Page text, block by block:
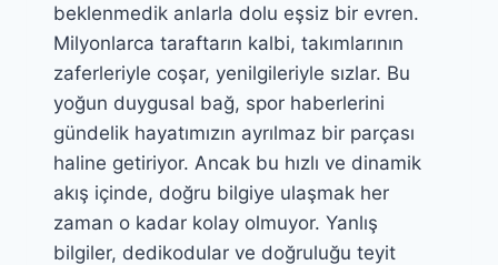
beklenmedik anlarla dolu eşsiz bir evren.
Milyonlarca taraftarın kalbi, takımlarının
zaferleriyle coşar, yenilgileriyle sızlar. Bu
yoğun duygusal bağ, spor haberlerini
gündelik hayatımızın ayrılmaz bir parçası
haline getiriyor. Ancak bu hızlı ve dinamik
akış içinde, doğru bilgiye ulaşmak her
zaman o kadar kolay olmuyor. Yanlış
bilgiler, dedikodular ve doğruluğu teyit